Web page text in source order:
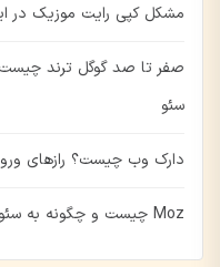
مشکل کپی رایت موزیک در
صفر تا صد گوگل ترند چیست
سئو
دارک وب چیست؟ رازهای
Moz چیست و چگونه به سئوی سایت شما کمک می‌کند؟